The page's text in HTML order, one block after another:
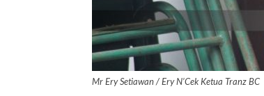
Mr Ery Setiawan / Ery N’Cek Ketua Tranz BC